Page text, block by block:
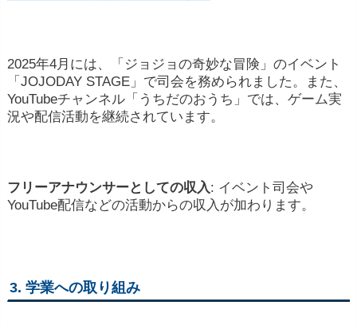
2025年4月 には、「 ジョ ジョ の奇妙な冒険」 のイベント
「 JOJODAY STAGE」 で司会を務め られま した。
また、
YouTubeチャンネル「 うちだのお うち」 では、 ゲーム実
況や配信活動を継続されてい ます。
フリーアナウンサーとしての収入: イベント 司会や
YouTube配信などの活動からの収入 が加わり ます。
3. 学業への取り組み